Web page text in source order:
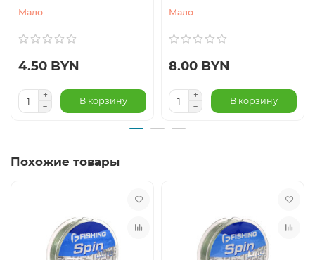
Мало
4.50 BYN
В корзину
Мало
8.00 BYN
В корзину
Похожие товары